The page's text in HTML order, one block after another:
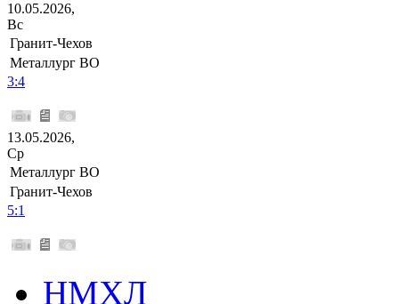
10.05.2026,
Вс
Гранит-Чехов
Металлург ВО
3:4
13.05.2026,
Ср
Металлург ВО
Гранит-Чехов
5:1
НМХЛ